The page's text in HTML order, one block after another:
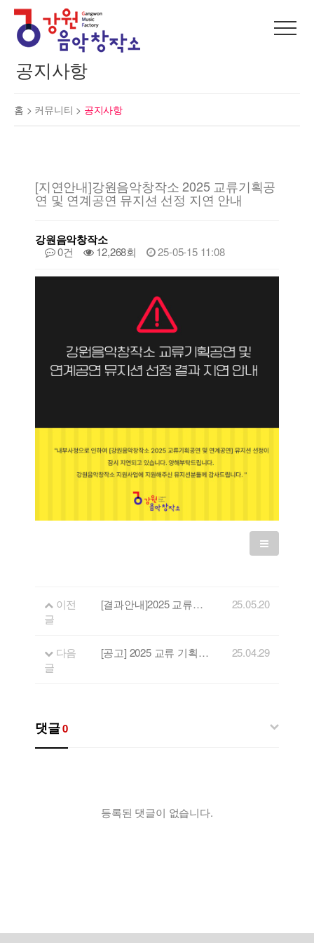
공지사항
홈 > 커뮤니티 > 공지사항
[지연안내]강원음악창작소 2025 교류기획공
연 및 연계공연 뮤지션 선정 지연 안내
강원음악창작소
0건 12,268회 25-05-15 11:08
이전
글
[결과안내]2025 교류기획공연 및 연계공연 뮤지션 선정 결과 25.05.20
다음
글
[공고] 2025 교류 기획공연 및 연계공연 참가팀 모집 공고 25.04.29
댓글0
등록된 댓글이 없습니다.